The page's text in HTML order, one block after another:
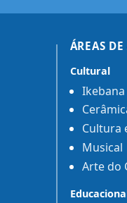
ÁREAS
Cultural
Cultura
Musical
Arte do